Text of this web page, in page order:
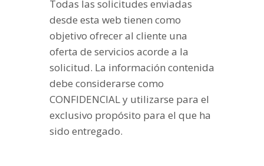
Todas las solicitudes enviadas
desde esta web tienen como
objetivo ofrecer al cliente una
oferta de servicios acorde a la
solicitud. La información contenida
debe considerarse como
CONFIDENCIAL y utilizarse para el
exclusivo propósito para el que ha
sido entregado.